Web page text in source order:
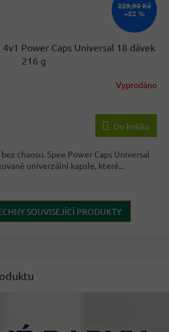
229,90 Kč
–52 %
Power Caps Universal 18 dávek
216 g
Vyprodáno
Do košíku
chaosu. Spee Power Caps Universal
univerzální kapsle, které...
SOUVISEJÍCÍ PRODUKTY